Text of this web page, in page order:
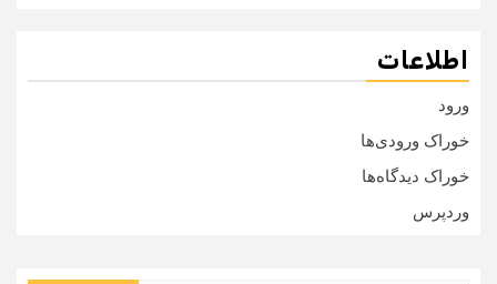
اطلاعات
ورود
خوراک ورودی‌ها
خوراک دیدگاه‌ها
وردپرس